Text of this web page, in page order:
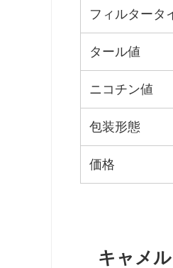
フィルタータ
タール値
ニコチン値
包装形態
価格
キャメ